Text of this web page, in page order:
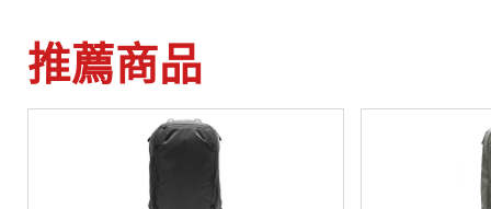
推薦商品